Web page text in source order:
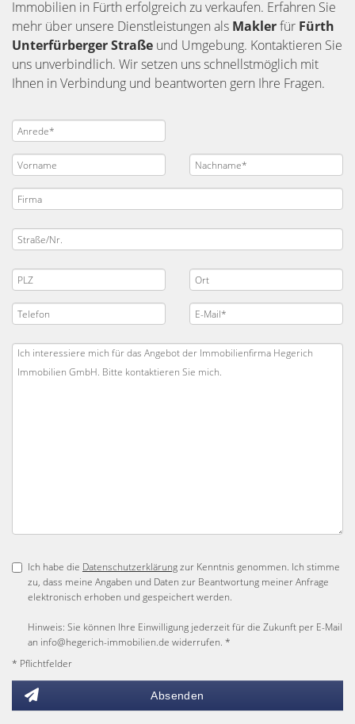
Immobilien in Fürth erfolgreich zu verkaufen. Erfahren Sie
mehr über unsere Dienstleistungen als Maklerfür Fürth
Unterfürberger Straße und Umgebung. Kontaktieren Sie
uns unverbindlich. Wir setzen uns schnellstmöglich mit
Ihnen in Verbindung und beantworten gern Ihre Fragen.
Ich habe die Datenschutzerklärungzur Kenntnis genommen. Ich stimme
zu, dass meine Angaben und Daten zur Beantwortung meiner Anfrage
elektronisch erhoben und gespeichert werden.
Hinweis: Sie können Ihre Einwilligung jederzeit für die Zukunft per E-Mail
an info@hegerich-immobilien.de widerrufen. *
* Pflichtfelder
Absenden